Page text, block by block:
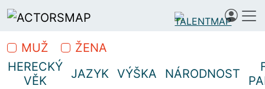
MUŽ
ŽENA
HERECKÝ
VĚK
JAZYK VÝŠKA NÁRODNOST